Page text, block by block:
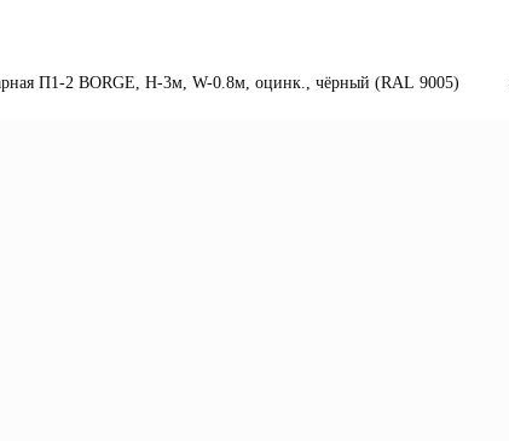
П1-2 BORGE, Н-3м, W-0.8м, оцинк., чёрный (RAL 9005)